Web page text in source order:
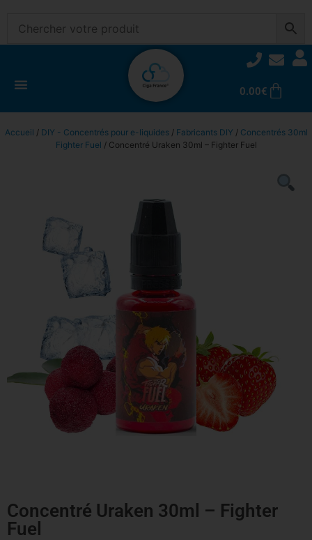
0.00€
Accueil / DIY - Concentrés pour e-liquides/ Fabricants DIY / Concentrés 30ml
Fighter Fuel / Concentré Uraken 30ml – Fighter Fuel
Concentré Uraken 30ml – Fighter
Fuel